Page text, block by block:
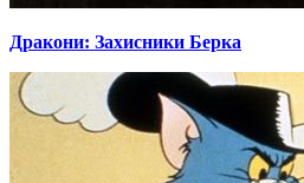
Дракони: Захисники Берка